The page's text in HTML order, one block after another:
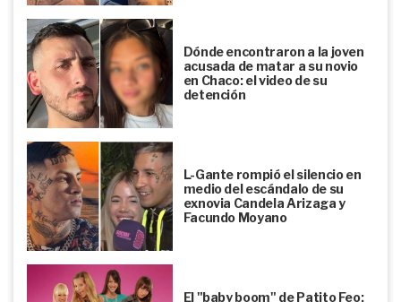
Dónde encontraron a la joven
acusada de matar a su novio
en Chaco: el video de su
detención
L-Gante rompió el silencio en
medio del escándalo de su
exnovia Candela Arizaga y
Facundo Moyano
El "baby boom" de Patito Feo: